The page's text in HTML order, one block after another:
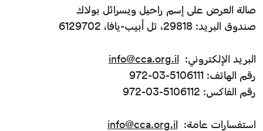
صالة العرض على إسم راحيل ويسرائل بولاك
صندوق البريد: 29818، تل أبيب-يافا، 6129702
البريد الإلكتروني: info@cca.org.il
رقم الهاتف: 5106111-03-972
رقم الفاكس: 5106112-03-972
استفسارات عامة: info@cca.org.il